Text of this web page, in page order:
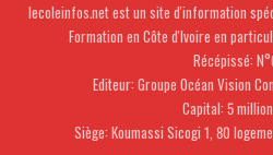
lecoleinfos.net est un site d'information
Formation en Côte d'Ivoire en
Récépissé:
Editeur: Groupe Océan Vision
Capital: 5
Siège: Koumassi Sicogi 1, 80